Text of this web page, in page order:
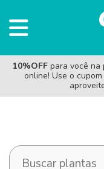
10%OFF para você na
online! Use o cupom